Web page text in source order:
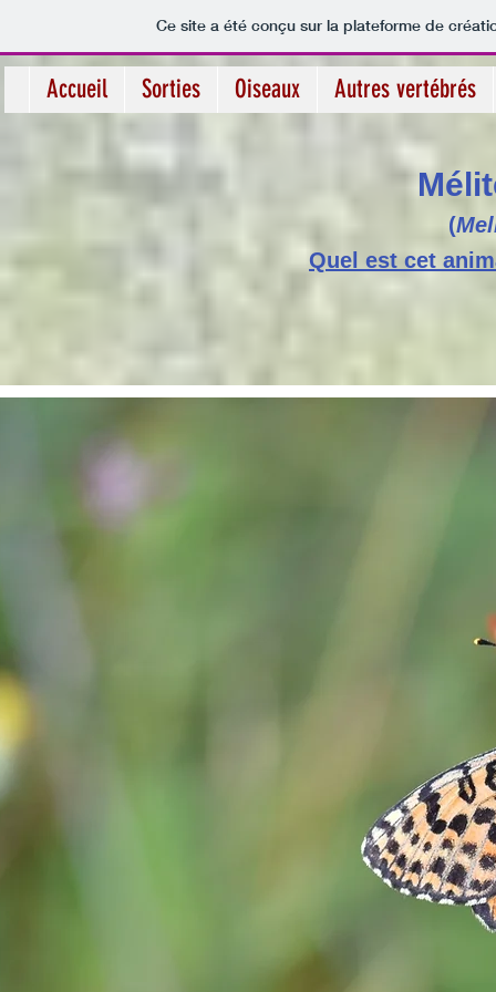
Ce site a été conçu sur la plateforme de
Accueil Sorties Oiseaux Autres vertébrés
(
Quel est cet